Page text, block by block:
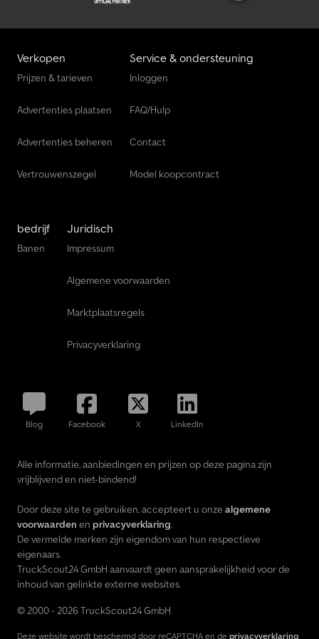
Verkopen
Prijzen & tarieven
Advertenties plaatsen
Advertenties beheren
Vertrouwenszegel
Service & ondersteuning
Inloggen
FAQ/Hulp
Contact
Model koopcontract
bedrijf
Banen
Juridisch
Impressum
Algemene voorwaarden
Marktplaatsregels
Privacyverklaring
Blog Facebook X LinkedIn
Alle informatie, aanbiedingen en prijzen op deze pagina zijn
vrijblijvend en niet-bindend!
Door deze site te gebruiken, accepteert u onze algemene
voorwaarden en privacyverklaring.
De vermelde merken zijn eigendom van hun respectieve
eigenaars.
TruckScout24 GmbH aanvaardt geen aansprakelijkheid voor de
inhoud van gelinkte externe websites.
© 2000 - 2026 TruckScout24 GmbH
Deze website wordt beschermd door reCAPTCHA en de privacyverklaring